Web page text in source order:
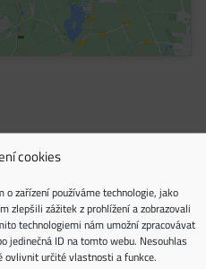
cookies
zařízení používáme technologie, jako
zlepšili zážitek z prohlížení a zobrazovali
technologiemi nám umožní zpracovávat
jedinečná ID na tomto webu. Nesouhlas
ovlivnit určité vlastnosti a funkce.